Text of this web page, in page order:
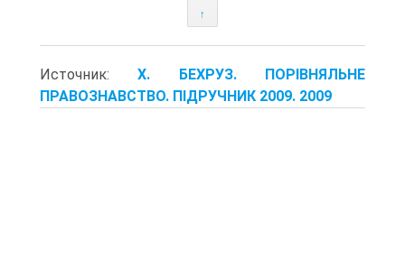
↑
Источник:X. БЕХРУЗ. ПОРІВНЯЛЬНЕ
ПРАВОЗНАВСТВО. ПІДРУЧНИК 2009. 2009